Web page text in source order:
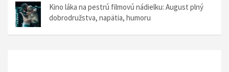
Kino láka na pestrú filmovú nádielku: August plný
dobrodružstva, napätia, humoru